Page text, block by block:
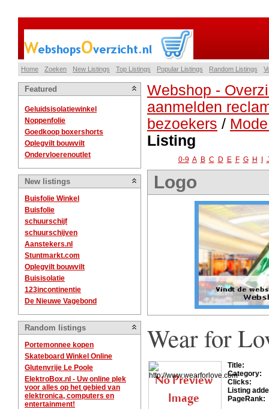
Home Zoeken New Listings Top Listings Popular Listings Random Listings
Featured
Geluidsisolatiewinkel
Noppenfolie
Goedkoop boxershorts
Oplegvilt bouwvilt
Ondervloerenoutlet
New listings
Buisfolie Winkel
Buisfolie
schuurschijf
schuurschijven
Aanstekers.nl
Stuntmarkt.com
Oplegvilt bouwvilt
Buisisolatie
123incontinentie
De Nieuwe Vagebond
Random listings
Portemonnee kopen
Skateboard Winkel Online
Glutenvrije Le Poole
ElektroBox.nl - Uw online plek
voor alles op het gebied van
elektronica, computers en
entertainment!
Webshop -
aanmelden
bezoekers /
Listing
0-9 A B C D E F G H
Logo
Wear for
Title:
Category:
Clicks:
Listing
PageRank: